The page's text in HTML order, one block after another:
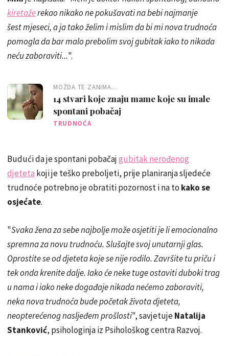
kiretažerekao nikako ne pokušavati na bebi najmanje
šest mjeseci, a ja tako želim i mislim da bi mi nova trudnoća
pomogla da bar malo prebolim svoj gubitak iako to nikada
neću zaboraviti...".
MOŽDA TE ZANIMA...
14 stvari koje znaju mame koje su imale
spontani pobačaj
TRUDNOĆA
Budući da je spontani pobačajgubitak nerođenog
djeteta koji je teško preboljeti, prije planiranja sljedeće
trudnoće potrebno je obratiti pozornost i na to kako se
osjećate.
"Svaka žena za sebe najbolje može osjetiti je li emocionalno
spremna za novu trudnoću. Slušajte svoj unutarnji glas.
Oprostite se od djeteta koje se nije rodilo. Završite tu priču i
tek onda krenite dalje. Iako će neke tuge ostaviti duboki trag
u nama i iako neke događaje nikada nećemo zaboraviti,
neka nova trudnoća bude početak života djeteta,
neopterećenog nasljeđem prošlosti", savjetujeNatalija
Stanković, psihologinja iz Psihološkog centra Razvoj.